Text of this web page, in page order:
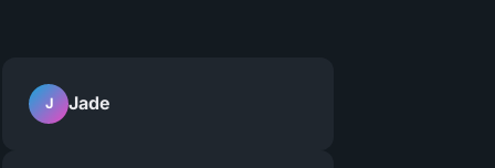
J Jade